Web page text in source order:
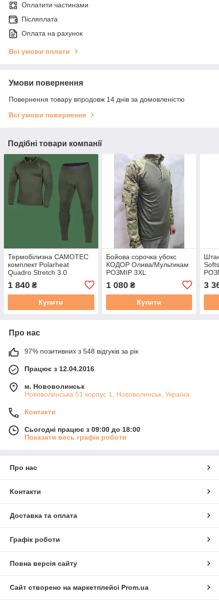
Оплатити частинами
Післяплата
Оплата на рахунок
Всі умови оплати
Умови повернення
Повернення товару впродовж 14 днів за домовленістю
Всі умови повернення
Подібні товари компанії
Термобілизна CAMOTEC
комплект Polarheat
Quadro Stretch 3.0
олива(8308) РОЗМІР 3XL
1 840 ₴
Купити
Бойова сорочка убокс
КОДОР Олива/Мультикам
РОЗМІР 3XL
1 080₴
Купити
3
Про нас
97% позитивних з 548 відгуків за рік
Працює з 12.04.2016
м. Нововолинськ
Нововолинська 51 корпус 1, Нововолинськ, Україна
Контакти
Сьогодні працює з 09:00 до 18:00
Показати весь графік роботи
Про нас
Контакти
Доставка та оплата
Графік роботи
Повна версія сайту
Сайт створено на маркетплейсі Prom.ua